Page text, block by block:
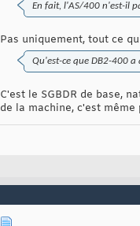
En fait, l'AS/400 n'est-il
Pas uniquement, tout ce
Qu'est-ce que DB2-400 a
C'est le SGBDR de base,
de la machine, c'est même